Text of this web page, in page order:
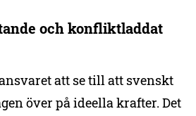
och konfliktladdat
att se till att svenskt
över på ideella krafter. Det